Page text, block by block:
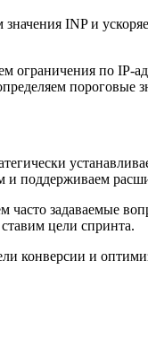
INP и
ограничения по
пороговые
поддерживаем
задаваемые
цели спринта.
конверсии и